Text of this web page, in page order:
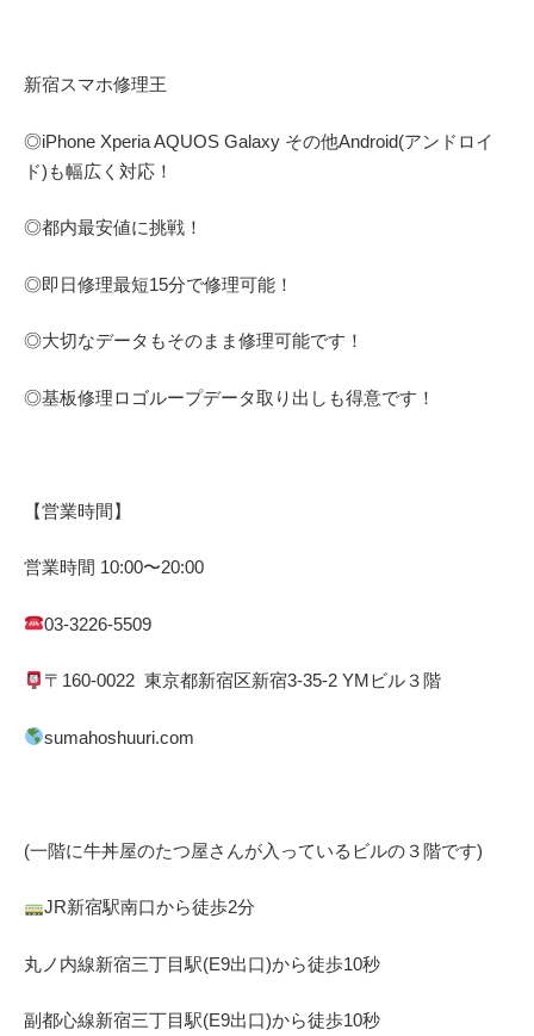
新宿スマホ修理王
◎iPhone Xperia AQUOS Galaxy その他Android(アンドロイ
ド) も幅広く対応！
◎都内最安値に挑戦！
◎即日修理最短15分で修理可能！
◎大切なデータもそのまま修理可能です！
◎基板修理ロゴループデータ取り出しも得意です！
【営業時間】
営業時間 10:00〜20:00
03-3226-5509
〒 160-0022 東京都新宿区新宿3-35-2 YMビル３階
sumahoshuuri.com
(一階に牛丼屋のたつ屋さんが入っているビルの３階です)
JR新宿駅南口から徒歩2分
丸ノ内線新宿三丁目駅(E9出口)から徒歩10秒
副都心線新宿三丁目駅(E9出口)から徒歩10秒